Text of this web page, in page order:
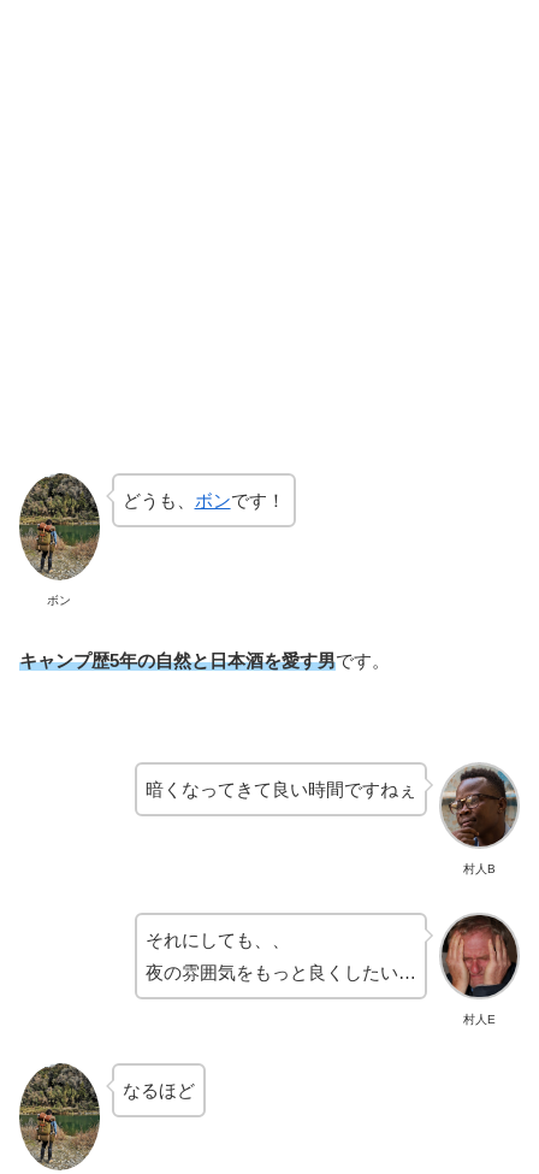
ボン
どうも、 ボンです！
キャンプ歴5年の自然と日本酒を愛す男です。
村人B
暗くなってきて良い時間ですねぇ
村人E
それにしても、、
夜の雰囲気をもっと良くしたい…
なるほど